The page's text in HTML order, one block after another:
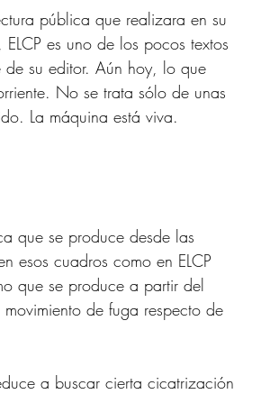
pública que realizara en su
es uno de los pocos textos
su editor. Aún hoy, lo que
No se trata sólo de unas
La máquina está viva.
que se produce desde las
esos cuadros como en ELCP
que se produce a partir del
de fuga respecto de
a buscar cierta cicatrización